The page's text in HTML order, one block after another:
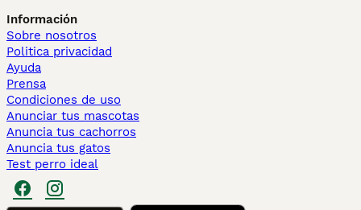
Información
Sobre nosotros
Politica privacidad
Ayuda
Prensa
Condiciones de uso
Anunciar tus mascotas
Anuncia tus cachorros
Anuncia tus gatos
Test perro ideal